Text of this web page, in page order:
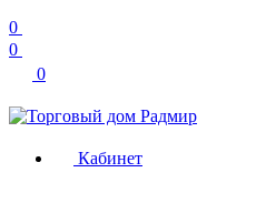
0
0
0
Кабинет